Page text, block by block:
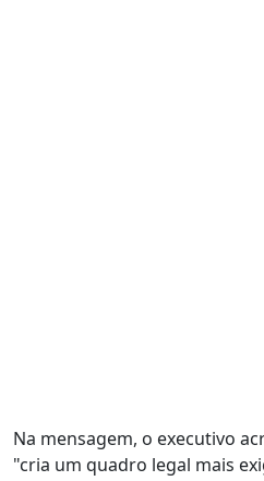
Na mensagem, o executivo
"cria um quadro legal mais